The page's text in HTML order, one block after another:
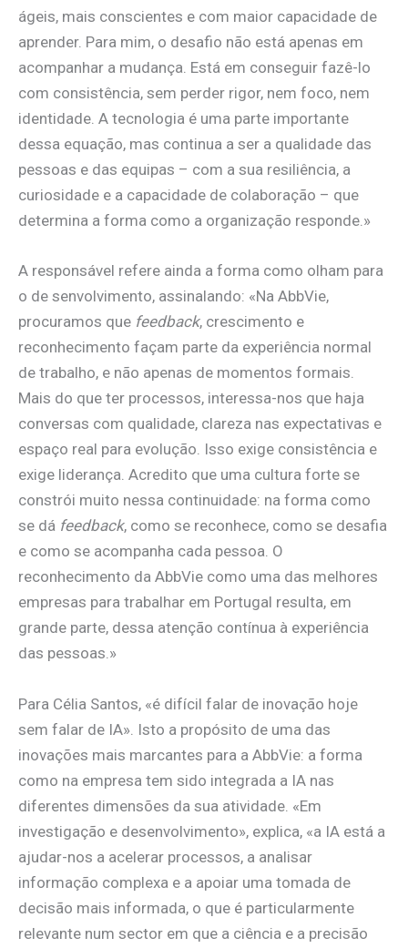
ágeis, mais conscientes e com maior capacidade de
aprender. Para mim, o desafio não está apenas em
acompanhar a mudança. Está em conseguir fazê-lo
com consistência, sem perder rigor, nem foco, nem
identidade. A tecnologia é uma parte importante
dessa equação, mas continua a ser a qualidade das
pessoas e das equipas – com a sua resiliência, a
curiosidade e a capacidade de colaboração – que
determina a forma como a organização responde.»
A responsável refere ainda a forma como olham para
o de senvolvimento, assinalando: «Na AbbVie,
procuramos que feedback, crescimento e
reconhecimento façam parte da experiência normal
de trabalho, e não apenas de momentos formais.
Mais do que ter processos, interessa-nos que haja
conversas com qualidade, clareza nas expectativas e
espaço real para evolução. Isso exige consistência e
exige liderança. Acredito que uma cultura forte se
constrói muito nessa continuidade: na forma como
se dá feedback, como se reconhece, como se desafia
e como se acompanha cada pessoa. O
reconhecimento da AbbVie como uma das melhores
empresas para trabalhar em Portugal resulta, em
grande parte, dessa atenção contínua à experiência
das pessoas.»
Para Célia Santos, «é difícil falar de inovação hoje
sem falar de IA». Isto a propósito de uma das
inovações mais marcantes para a AbbVie: a forma
como na empresa tem sido integrada a IA nas
diferentes dimensões da sua atividade. «Em
investigação e desenvolvimento», explica, «a IA está a
ajudar-nos a acelerar processos, a analisar
informação complexa e a apoiar uma tomada de
decisão mais informada, o que é particularmente
relevante num sector em que a ciência e a precisão